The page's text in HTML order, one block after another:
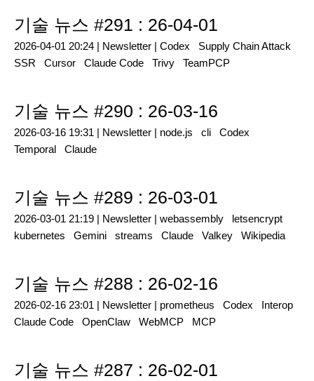
기술 뉴스 #291 : 26-04-01
2026-04-01 20:24 | Newsletter | Codex
Supply Chain Attack
SSR
Cursor Claude Code Trivy TeamPCP
기술 뉴스 #290 : 26-03-16
2026-03-16 19:31 | Newsletter | node.js cli
Codex
Temporal
Claude
기술 뉴스 #289 : 26-03-01
2026-03-01 21:19 | Newsletter | webassembly
letsencrypt
kubernetes
Gemini streams Claude Valkey Wikipedia
기술 뉴스 #288 : 26-02-16
2026-02-16 23:01 | Newsletter | prometheus Codex
Interop
Claude Code
OpenClaw WebMCP MCP
기술 뉴스 #287 : 26-02-01